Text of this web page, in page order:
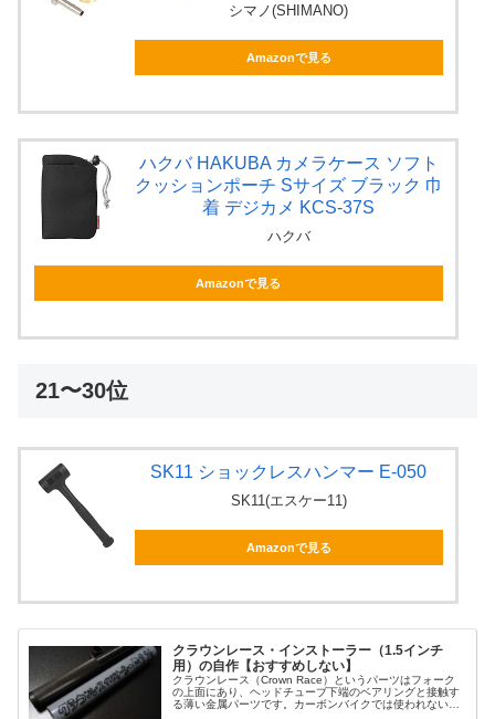
シマノ(SHIMANO)
Amazonで見る
ハクバ HAKUBA カメラケース ソフト
クッションポーチ Sサイズ ブラック 巾
着 デジカメ KCS-37S
ハクバ
Amazonで見る
21〜30位
SK11 ショックレスハンマー E-050
SK11(エスケー11)
Amazonで見る
クラウンレース・インストーラー（1.5インチ
用）の自作【おすすめしない】
クラウンレース（Crown Race）というパーツはフォーク
の上面にあり、ヘッドチューブ下端のベアリングと接触す
る薄い金属パーツです。カーボンバイクでは使われないこ